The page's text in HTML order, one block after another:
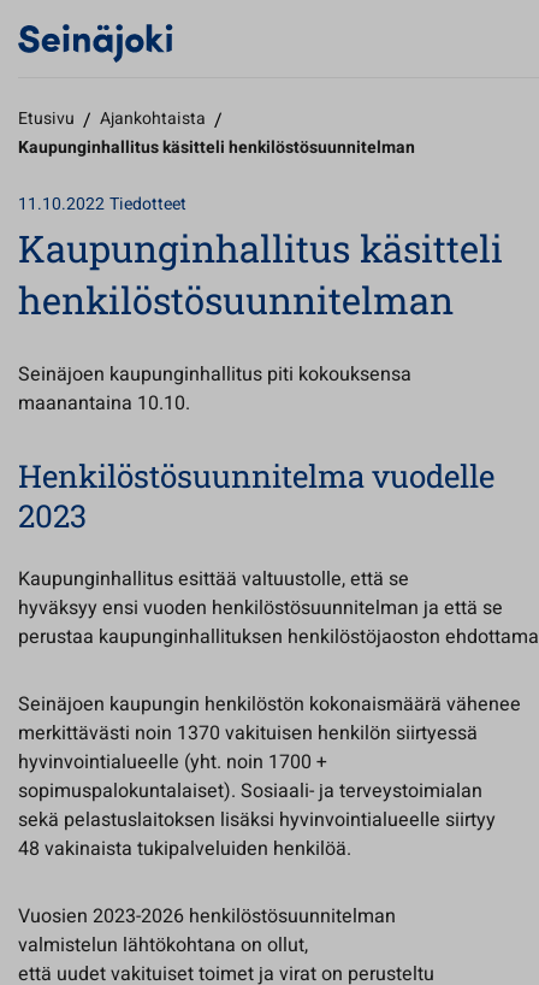
Etusivu / Ajankohtaista /
Kaupunginhallitus käsitteli henkilöstösuunnitelman
11.10.2022Tiedotteet
Kaupunginhallitus käsitteli
henkilöstösuunnitelman
Seinäjoen kaupunginhallitus piti kokouksensa
maanantaina 10.10.
Henkilöstösuunnitelma vuodelle
2023
Kaupunginhallitus esittää valtuustolle, että se
hyväksyy ensi vuoden henkilöstösuunnitelman ja että se
perustaa kaupunginhallituksen henkilöstöjaoston
Seinäjoen kaupungin henkilöstön kokonaismäärä vähenee
merkittävästi noin 1370 vakituisen henkilön siirtyessä
hyvinvointialueelle (yht. noin 1700 +
sopimuspalokuntalaiset). Sosiaali- ja terveystoimialan
sekä pelastuslaitoksen lisäksi hyvinvointialueelle siirtyy
48 vakinaista tukipalveluiden henkilöä.
Vuosien 2023-2026 henkilöstösuunnitelman
valmistelun lähtökohtana on ollut,
että uudet vakituiset toimet ja virat on perusteltu